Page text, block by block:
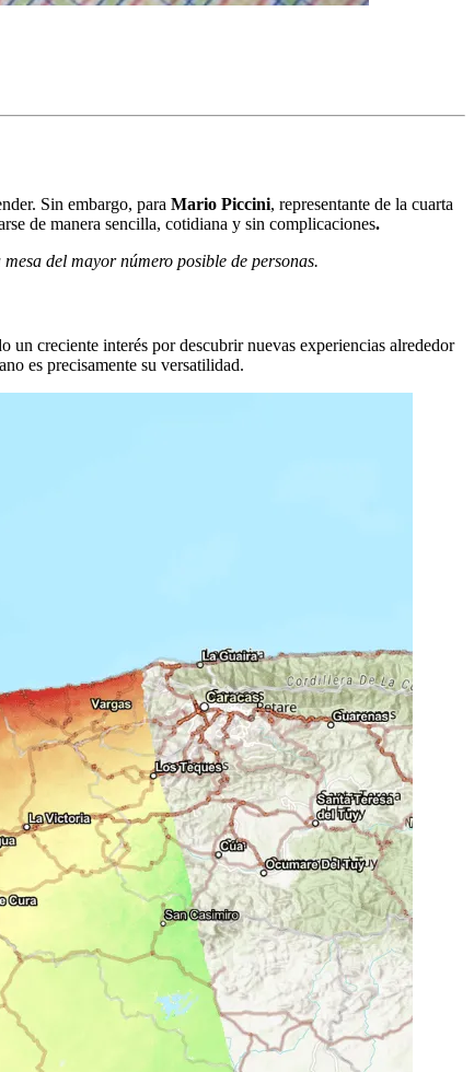
Sin embargo, para Mario Piccini, representante de la cuarta
de manera sencilla, cotidiana y sin complicaciones.
del mayor número posible de personas.
creciente interés por descubrir nuevas experiencias alrededor
es precisamente su versatilidad.